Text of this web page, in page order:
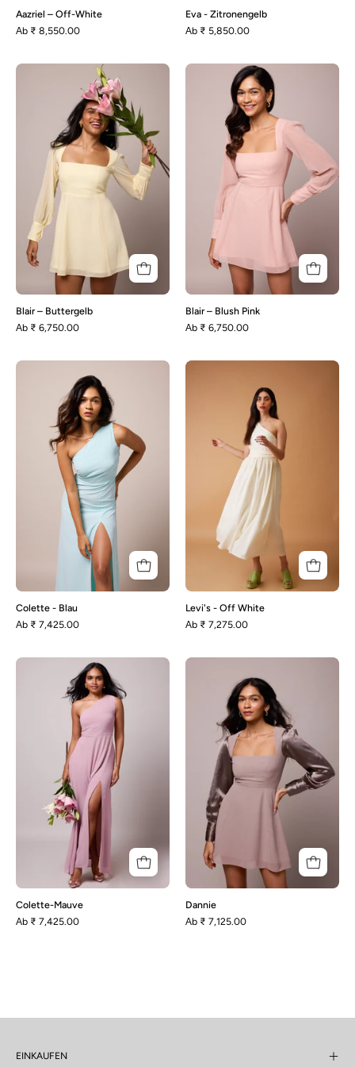
Aazriel – Off-White
Аb ₹ 8,550.00
Eva - Zitronengelb
Аb ₹ 5,850.00
Blair
–
Buttergelb
Blair – Buttergelb
Аb ₹ 6,750.00
Blair
–
Blush
Pink
Blair – Blush Pink
Аb ₹ 6,750.00
-
Blau
Colette - Blau
Аb ₹ 7,425.00
-
Off
White
Levi's - Off White
Аb ₹ 7,275.00
Colette-
Mauve
Colette-Mauve
Аb ₹ 7,425.00
Dannie
Аb ₹ 7,125.00
EINKAUFEN